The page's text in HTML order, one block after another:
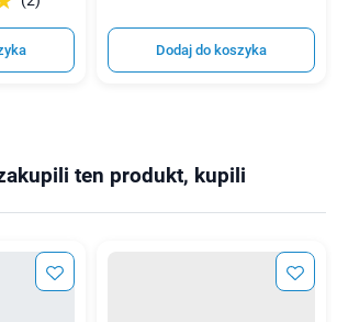
Dodaj do koszyka
ten produkt, kupili